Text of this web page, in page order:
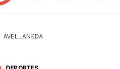
AVELLANEDA